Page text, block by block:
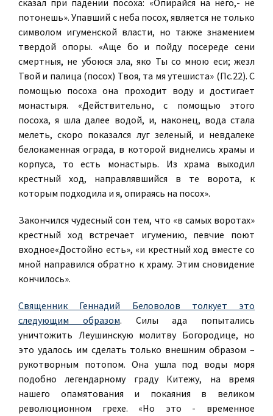
сказал при падении посоха: «Опирайся на него,- не
потонешь». Упавший с неба посох, является не только
символом игуменской власти, но также знамением
твердой опоры. «Аще бо и пойду посереде сени
смертныя, не убоюся зла, яко Ты со мною еси; жезл
Твой и палица (посох) Твоя, та мя утешиста» (Пс.22). С
помощью посоха она проходит воду и достигает
монастыря. «Действительно, с помощью этого
посоха, я шла далее водой, и, наконец, вода стала
мелеть, скоро показался луг зеленый, и невдалеке
белокаменная ограда, в которой виднелись храмы и
корпуса, то есть монастырь. Из храма выходил
крестный ход, направлявшийся в те ворота, к
которым подходила и я, опираясь на посох».
Закончился чудесный сон тем, что «в самых воротах»
крестный ход встречает игумению, певчие поют
входное«Достойно есть», «и крестный ход вместе со
мной направился обратно к храму. Этим сновидение
кончилось».
Священник Геннадий Беловолов толкует это
следующим образом. Силы ада попытались
уничтожить Леушинскую молитву Богородице, но
это удалось им сделать только внешним образом –
рукотворным потопом. Она ушла под воды моря
подобно легендарному граду Китежу, на время
нашего опамятования и покаяния в великом
революционном грехе. «Но это - временное